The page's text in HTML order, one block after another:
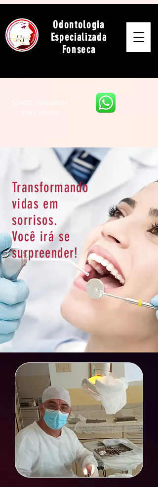
Odontologia
Especializada
Fonseca
Transformando
vidas em
sorrisos.
Você irá se
surpreender!